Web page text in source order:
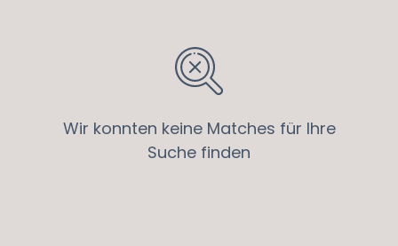
Wir konnten keine Matches für Ihre
Suche finden